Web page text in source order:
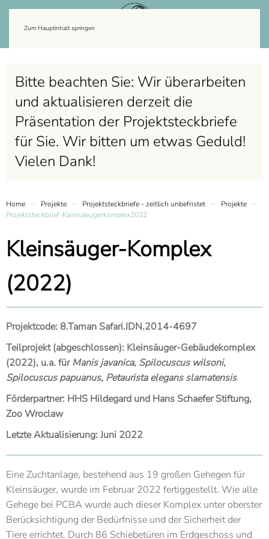
Zum Hauptinhalt springen
Bitte beachten Sie: Wir überarbeiten
und aktualisieren derzeit die
Präsentation der Projektsteckbriefe
für Sie. Wir bitten um etwas Geduld!
Vielen Dank!
Home Projekte Projektsteckbriefe - zeitlich unbefristet
Projekte
Projektsteckbrief-Kleinsaeugerkomplex2022
Kleinsäuger-Komplex
(2022)
Projektcode: 8.Taman Safari.IDN.2014-4697
Teilprojekt (abgeschlossen): Kleinsäuger-Gebäudekomplex
(2022), u.a. fürManis javanica, Spilocuscus wilsoni,
Spilocuscus papuanus, Petaurista elegans slamatensis
Förderpartner: HHS Hildegard und Hans Schaefer Stiftung,
Zoo Wroclaw
Letzte Aktualisierung: Juni 2022
Eine Zuchtanlage, bestehend aus 19 großen Gehegen für
Kleinsäuger, wurde im Februar 2022 fertiggestellt. Wie alle
Gehege bei PCBA wurde auch dieser Komplex unter oberster
Berücksichtigung der Bedürfnisse und der Sicherheit der
Tiere errichtet. Durch 86 Schiebetüren im Erdgeschoss und